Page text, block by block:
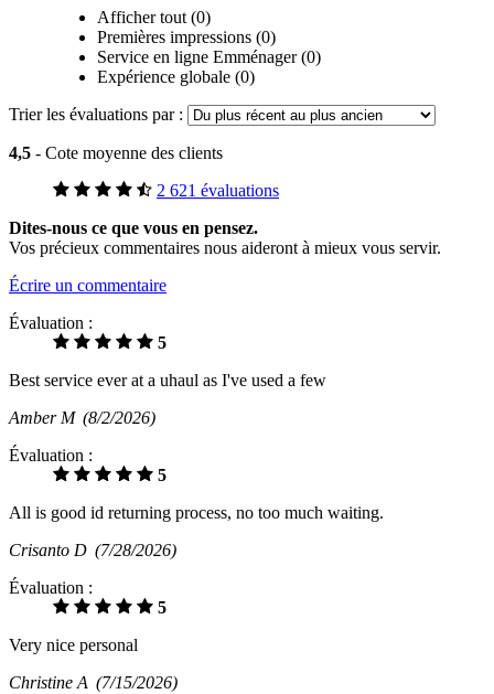
Afficher tout (0)
Premières impressions (0)
Service en ligne Emménager (0)
Expérience globale (0)
Trier les évaluations par :
4,5 - Cote moyenne des clients
2 621 évaluations
Dites-nous ce que vous en pensez.
Vos précieux commentaires nous aideront à mieux vous servir.
Écrire un commentaire
Évaluation :
5
Best service ever at a uhaul as I've used a few
Amber M (8/2/2026)
Évaluation :
5
All is good id returning process, no too much waiting.
Crisanto D (7/28/2026)
Évaluation :
5
Very nice personal
Christine A (7/15/2026)